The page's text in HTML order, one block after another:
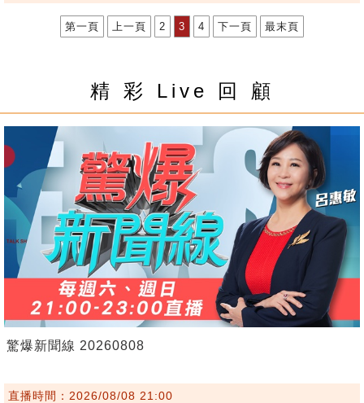
第一頁 上一頁 2 3 4 下一頁 最末頁
精 彩 Live 回 顧
驚爆新聞線 20260808
直播時間：2026/08/08 21:00